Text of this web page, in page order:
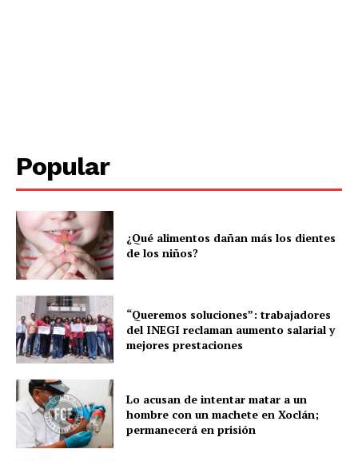
Popular
¿Qué alimentos dañan más los dientes
de los niños?
“Queremos soluciones”: trabajadores
del INEGI reclaman aumento salarial y
mejores prestaciones
Lo acusan de intentar matar a un
hombre con un machete en Xoclán;
permanecerá en prisión